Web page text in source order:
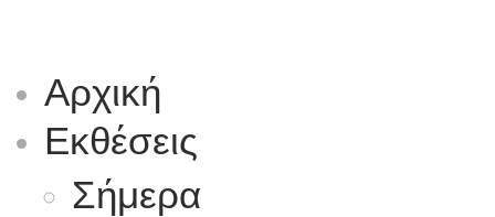
Αρχική
Εκθέσεις
Σήμερα